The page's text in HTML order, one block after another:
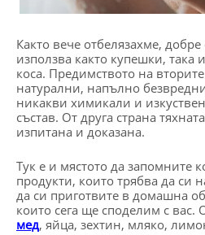
Както вече отбелязахме,
използва както купешки,
коса. Предимството на
натурални, напълно
никакви химикали и
състав. От друга страна
изпитана и доказана.
Тук е и мястото да запомните
продукти, които трябва да си
да си приготвите в домашна
които сега ще споделим с вас.
мед, яйца, зехтин, мляко,